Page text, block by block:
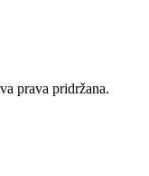
prava pridržana.